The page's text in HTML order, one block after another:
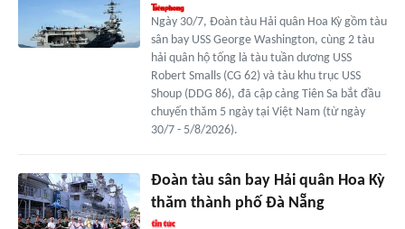
Ngày 30/7, Đoàn tàu Hải quân Hoa Kỳ gồm tàu
sân bay USS George Washington, cùng 2 tàu
hải quân hộ tống là tàu tuần dương USS
Robert Smalls (CG 62) và tàu khu trục USS
Shoup (DDG 86), đã cập cảng Tiên Sa bắt đầu
chuyến thăm 5 ngày tại Việt Nam (từ ngày
30/7 - 5/8/2026).
Đoàn tàu sân bay Hải quân Hoa Kỳ
thăm thành phố Đà Nẵng